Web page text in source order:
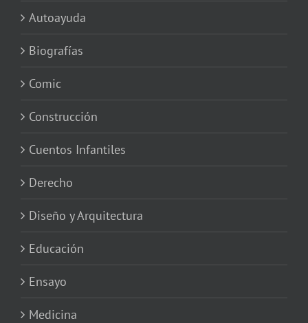
Autoayuda
Biografías
Comic
Construcción
Cuentos Infantiles
Derecho
Diseño y Arquitectura
Educación
Ensayo
Medicina